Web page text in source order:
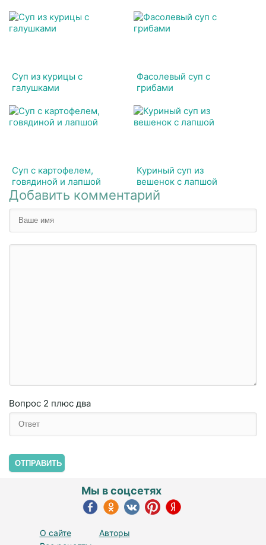
Суп из курицы с
галушками
Фасолевый суп с
грибами
Суп с картофелем,
говядиной и лапшой
Куриный суп из
вешенок с лапшой
Добавить комментарий
Вопрос 2 плюc двa
ОТПРАВИТЬ
О сайте
Авторы
Мы в соцсетях